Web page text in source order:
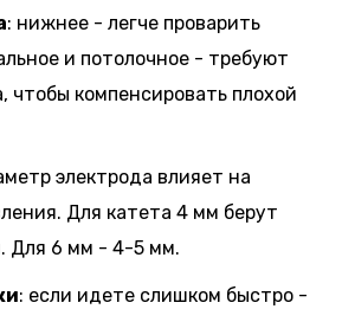
: нижнее - легче проварить
и потолочное - требуют
чтобы компенсировать плохой
электрода влияет на
Для катета 4 мм берут
Для 6 мм - 4-5 мм.
: если идете слишком быстро -